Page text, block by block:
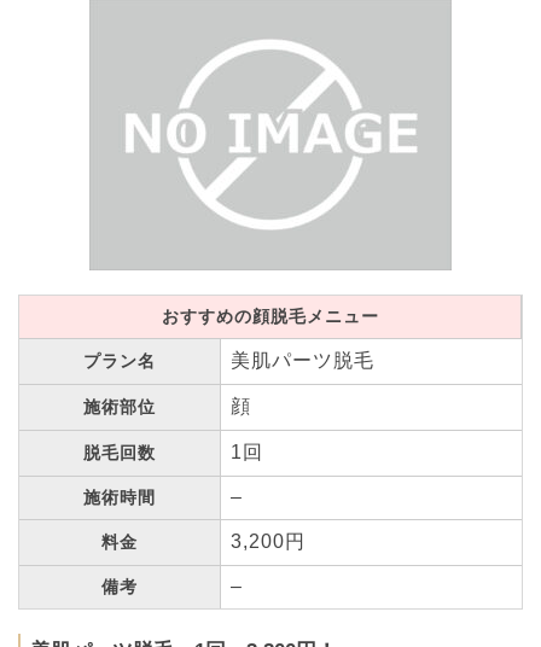
おすすめの顔脱毛メニュー
プラン名 美肌パーツ脱毛
施術部位 顔
脱毛回数 1回
施術時間 –
料金 3,200円
備考 –